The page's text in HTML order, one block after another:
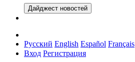
Дайджест новостей
Русский English Español Français
Вход Регистрация